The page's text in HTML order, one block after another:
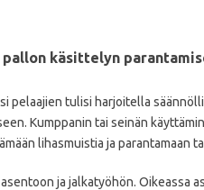
käsittelyn
pelaajien tulisi harjoitella
Kumppanin tai seinän
lihasmuistia ja parantamaan
ja jalkatyöhön. Oikeassa